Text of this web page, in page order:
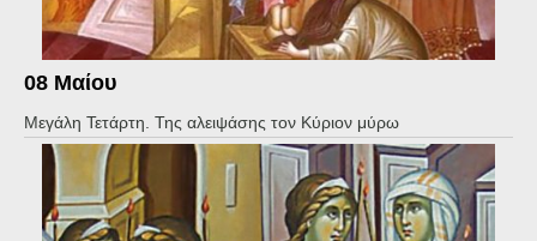
08 Μαίου
Μεγάλη Τετάρτη. Της αλειψάσης τον Κύριον μύρω